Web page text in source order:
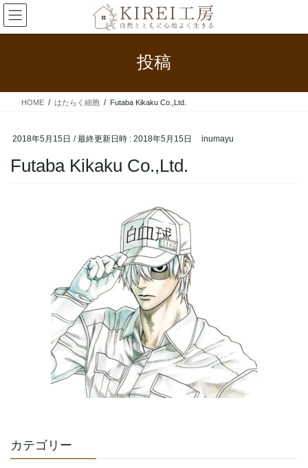
コ
ン
テ
ス
ナ
ビ
ゲ
ン
投稿
HOME はたらく細胞 Futaba Kikaku Co.,Ltd.
2018年5月15日 / 最終更新日時 : 2018年5月15日 inumayu
Futaba Kikaku Co.,Ltd.
カテゴリー